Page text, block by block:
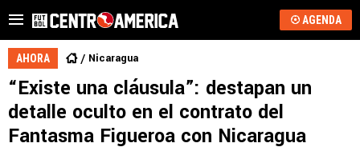
AGENDA
AHORA Nicaragua
“Existe una cláusula”: destapan un
detalle oculto en el contrato del
Fantasma Figueroa con Nicaragua